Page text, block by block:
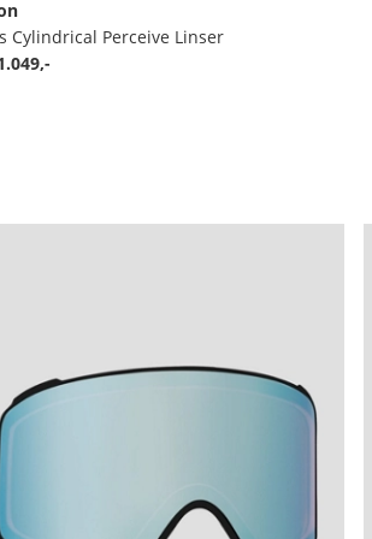
Cylindrical Perceive Linser